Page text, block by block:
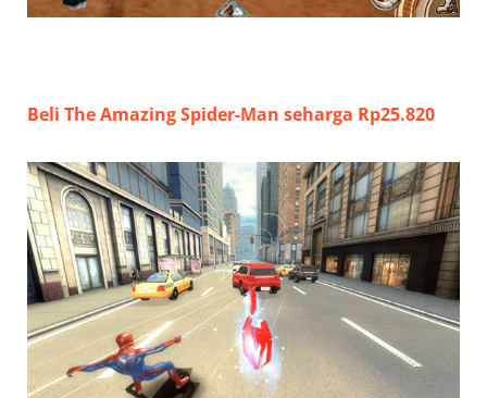
Beli The Amazing Spider-Man seharga Rp25.820